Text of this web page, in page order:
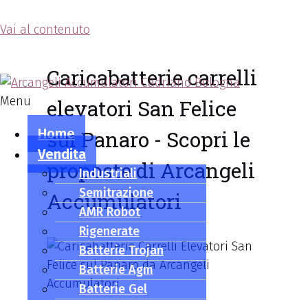
Vai al contenuto
Menu
Home
Vendita
Industriali
Semitrazione
AMR Robot
Rigenerate
Batterie Trojan
Batterie Agm
Batterie Gel
Caricabatterie carrelli
elevatori San Felice
sul Panaro - Scopri le
proposte di Arcangeli
Accumulatori